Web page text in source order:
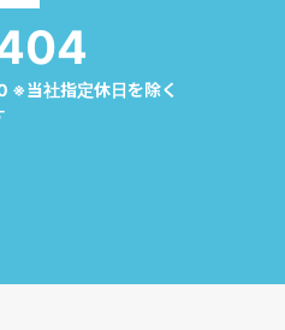
当社指定休日を除く